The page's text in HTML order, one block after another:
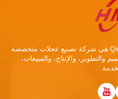
Qingzhou Huamei Wheel Co.,Ltd هي شركة تصنيع عجلات متخصصة
والإنتاج، والمبيعات،